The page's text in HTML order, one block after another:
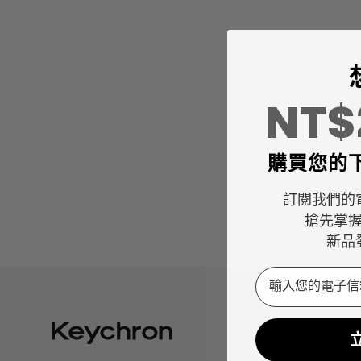
購買您的
訂閱我們的
搶先掌
新品
Email